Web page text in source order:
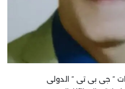
جى بى تى ” الدولى